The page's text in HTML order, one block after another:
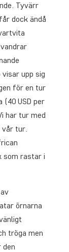
Tyvärr
dock ändå
upp sig
för en tur
(40 USD per
har tur med
vår tur.
som rastar i
örnarna
tröga men